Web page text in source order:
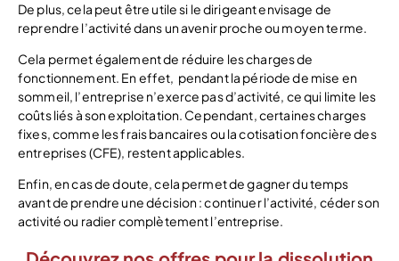
De plus, cela peut être utile si le dirigeant envisage de
reprendre l’activité dans un avenir proche ou moyen terme.
Cela permet également de réduire les charges de
fonctionnement. En effet, pendant la période de mise en
sommeil, l’entreprise n’exerce pas d’activité, ce qui limite les
coûts liés à son exploitation. Cependant, certaines charges
fixes, comme les frais bancaires ou la cotisation foncière des
entreprises (CFE), restent applicables.
Enfin, en cas de doute, cela permet de gagner du temps
avant de prendre une décision : continuer l’activité, céder son
activité ou radier complètement l’entreprise.